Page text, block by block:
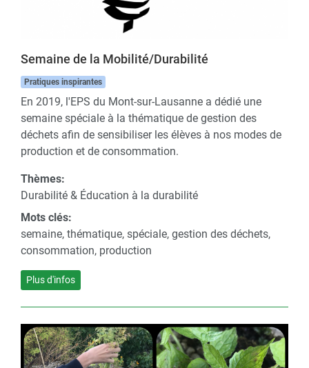
Semaine de la Mobilité/Durabilité
Pratiques inspirantes
En 2019, l'EPS du Mont-sur-Lausanne a dédié une
semaine spéciale à la thématique de gestion des
déchets afin de sensibiliser les élèves à nos modes de
production et de consommation.
Thèmes:
Durabilité & Éducation à la durabilité
Mots clés:
semaine, thématique, spéciale, gestion des déchets,
consommation, production
Plus d'infos